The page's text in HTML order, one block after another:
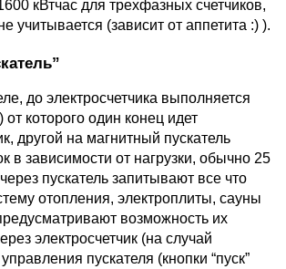
кВтчас для трехфазных счетчиков,
учитывается (зависит от аппетита :) ).
до электросчетчика выполняется
которого один конец идет
другой на магнитный пускатель
в зависимости от нагрузки, обычно 25
пускатель запитывают все что
отопления, электроплиты, сауны
возможность их
электросчетчик (на случай
пускателя (кнопки “пуск”